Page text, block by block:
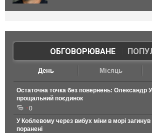
ОБГОВОРЮВАНЕ|
День Місяць
Остаточна точка без повернень: Олександр
прощальний поєдинок
0
У Коблевому через вибух міни в морі загинув
поранені